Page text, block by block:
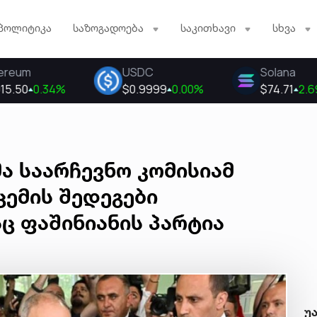
საზოგადოება საკითხავი სხვა
საარჩევნო კომისიამ
შედეგები
ფაშინიანის პარტია